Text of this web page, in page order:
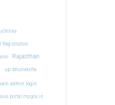
Online
Registration
Rajasthan
up bhunaksha
admin login
portal mp gov.in